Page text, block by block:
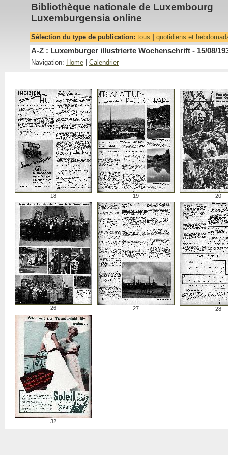
Bibliothèque nationale de Luxembourg
Luxemburgensia online
Sélection du type de publication: tous quotidiens et
A-Z : Luxemburger illustrierte Wochenschrift - 15/08/
Navigation: Home Calendrier
18 19 20
26 27 28
32